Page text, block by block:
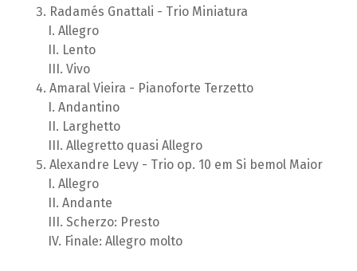
Radamés Gnattali - Trio Miniatura
Allegro
Lento
Vivo
Amaral Vieira - Pianoforte Terzetto
Andantino
Larghetto
Allegretto quasi Allegro
Alexandre Levy - Trio op. 10 em Si bemol Maior
Allegro
Andante
Scherzo: Presto
Finale: Allegro molto